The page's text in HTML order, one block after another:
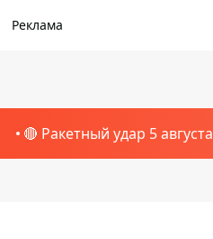
Реклама
🔴 Ракетный удар 5 августа